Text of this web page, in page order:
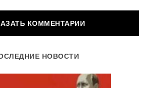
КОММЕНТАРИЙ
НОВОСТИ